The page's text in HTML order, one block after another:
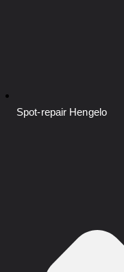
Spot-repair Hengelo